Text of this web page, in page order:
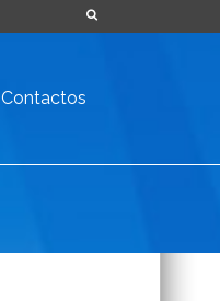
Contactos